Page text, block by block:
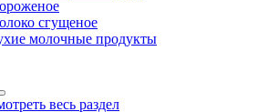
сгущеное
молочные продукты
весь раздел